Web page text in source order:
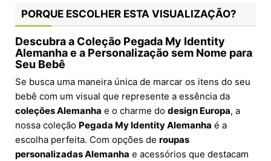
PORQUE ESCOLHER ESTA VISUALIZAÇÃO?
Descubra a Coleção Pegada My Identity
Alemanhae a Personalização sem Nome para
Seu Bebê
Se busca uma maneira única de marcar os itens do seu
bebê com um visual que represente a essência da
coleções Alemanha e o charme do design Europa, a
nossa coleção Pegada My Identity Alemanha é a
escolha perfeita. Com opções de roupas
personalizadas Alemanha e acessórios que destacam